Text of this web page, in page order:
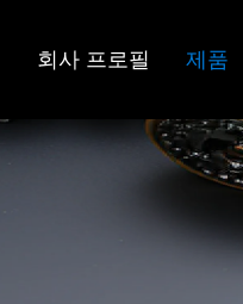
회사 프로필 제품